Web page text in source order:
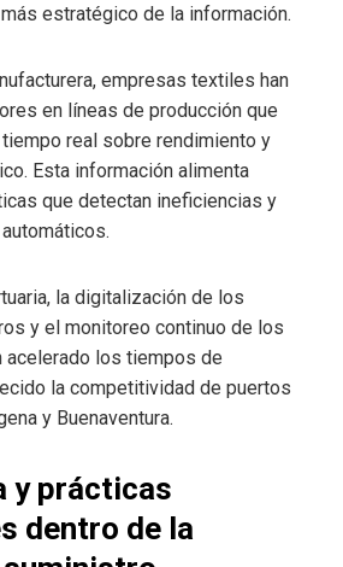
estratégico de la información.
empresas textiles han
en líneas de producción que
real sobre rendimiento y
Esta información alimenta
que detectan ineficiencias y
la digitalización de los
y el monitoreo continuo de los
acelerado los tiempos de
la competitividad de puertos
y Buenaventura.
y prácticas
dentro de la